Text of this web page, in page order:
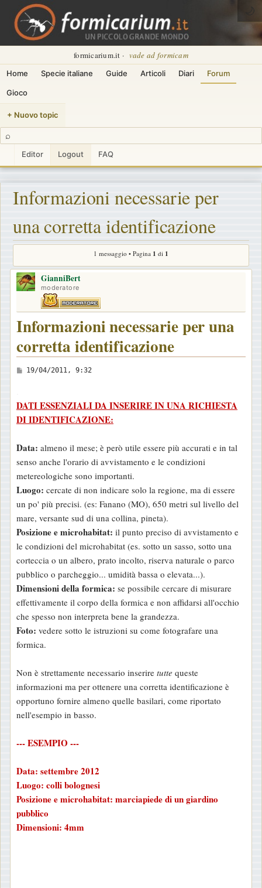
formicarium.it · vade ad formicam
Home Specie italiane Guide Articoli Diari Forum
Gioco
+ Nuovo topic
⌕
Editor Logout FAQ
🌙
Informazioni necessarie per
una corretta identificazione
1 messaggio • Pagina 1 di 1
GianniBert
moderatore
Informazioni necessarie per una
corretta identificazione
M
s
a
g
i
o
19/04/2011, 9:32
DATI ESSENZIALI DA INSERIRE IN UNA RICHIESTA
DI IDENTIFICAZIONE:
Data: almeno il mese; è però utile essere più accurati e in tal
senso anche l'orario di avvistamento e le condizioni
metereologiche sono importanti.
Luogo: cercate di non indicare solo la regione, ma di essere
un po' più precisi. (es: Fanano (MO), 650 metri sul livello del
mare, versante sud di una collina, pineta).
Posizione e microhabitat: il punto preciso di avvistamento e
le condizioni del microhabitat (es. sotto un sasso, sotto una
corteccia o un albero, prato incolto, riserva naturale o parco
pubblico o parcheggio... umidità bassa o elevata...).
Dimensioni della formica: se possibile cercare di misurare
effettivamente il corpo della formica e non affidarsi all'occhio
che spesso non interpreta bene la grandezza.
Foto: vedere sotto le istruzioni su come fotografare una
formica.
Non è strettamente necessario inserire tutte queste
informazioni ma per ottenere una corretta identificazione è
opportuno fornire almeno quelle basilari, come riportato
nell'esempio in basso.
--- ESEMPIO ---
Data: settembre 2012
Luogo: colli bolognesi
Posizione e microhabitat: marciapiede di un giardino
pubblico
Dimensioni: 4mm